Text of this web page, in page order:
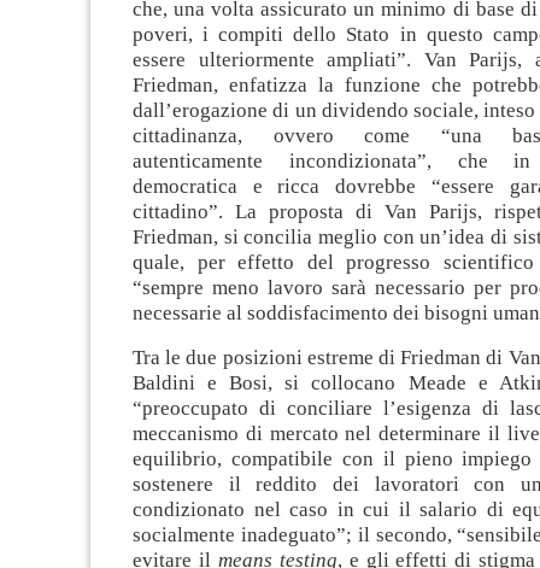
che, una volta assicurato un minimo di base
poveri, i compiti dello Stato in questo
essere ulteriormente ampliati”. Van
Friedman, enfatizza la funzione che
dall’erogazione di un dividendo sociale,
cittadinanza, ovvero come “una
autenticamente incondizionata”, che
democratica e ricca dovrebbe “essere
cittadino”. La proposta di Van Parijs,
Friedman, si concilia meglio con un’idea di
quale, per effetto del progresso
“sempre meno lavoro sarà necessario per
necessarie al soddisfacimento dei bisogni
Tra le due posizioni estreme di Friedman di
Baldini e Bosi, si collocano Meade e
“preoccupato di conciliare l’esigenza di
meccanismo di mercato nel determinare il
equilibrio, compatibile con il pieno impiego
sostenere il reddito dei lavoratori con
condizionato nel caso in cui il salario di
socialmente inadeguato”; il secondo,
evitare il means testing, e gli effetti di stigma